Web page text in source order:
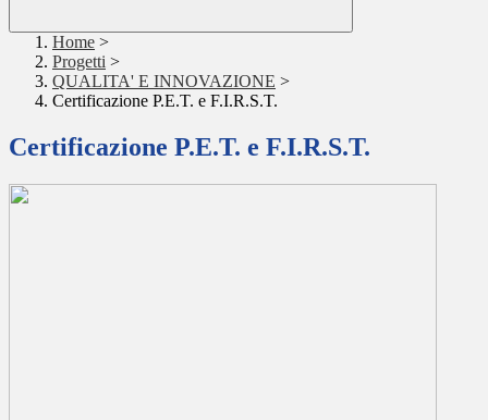
Home >
Progetti >
QUALITA' E INNOVAZIONE >
Certificazione P.E.T. e F.I.R.S.T.
Certificazione P.E.T. e F.I.R.S.T.